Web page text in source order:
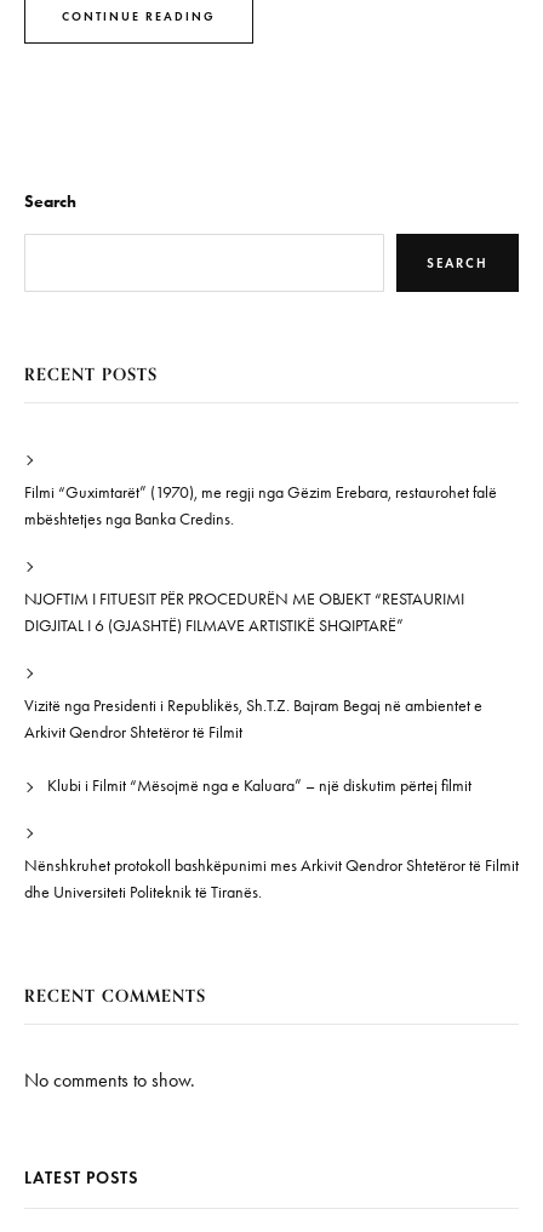
CONTINUE READING
Search
SEARCH
RECENT POSTS
Filmi “Guximtarët” (1970), me regji nga Gëzim Erebara, restaurohet falë
mbështetjes nga Banka Credins.
NJOFTIM I FITUESIT PËR PROCEDURËN ME OBJEKT “RESTAURIMI
DIGJITAL I 6 (GJASHTË) FILMAVE ARTISTIKË SHQIPTARË”
Vizitë nga Presidenti i Republikës, Sh.T.Z. Bajram Begaj në ambientet e
Arkivit Qendror Shtetëror të Filmit
Klubi i Filmit “Mësojmë nga e Kaluara” – një diskutim përtej filmit
Nënshkruhet protokoll bashkëpunimi mes Arkivit Qendror Shtetëror të Filmit
dhe Universiteti Politeknik të Tiranës.
RECENT COMMENTS
No comments to show.
LATEST POSTS